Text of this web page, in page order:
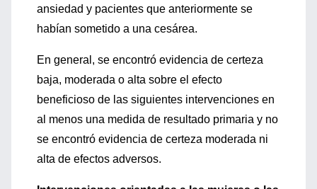
ansiedad y pacientes que anteriormente se
habían sometido a una cesárea.
En general, se encontró evidencia de certeza
baja, moderada o alta sobre el efecto
beneficioso de las siguientes intervenciones en
al menos una medida de resultado primaria y no
se encontró evidencia de certeza moderada ni
alta de efectos adversos.